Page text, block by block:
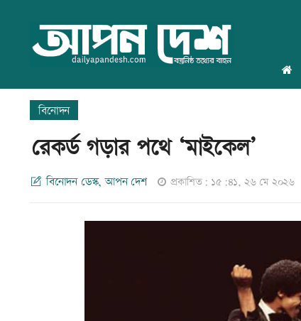
বিনোদন
রেকর্ড গড়ার পথে ‘মাইকেল’
বিনোদন ডেস্ক, আপন দেশ প্রকাশিত: ১৫:৪১, ২৬ মে ২০২৬